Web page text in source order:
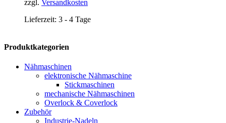
zzgl. Versandkosten
Lieferzeit: 3 - 4 Tage
Produktkategorien
Nähmaschinen
elektronische Nähmaschine
Stickmaschinen
mechanische Nähmaschinen
Overlock & Coverlock
Zubehör
Industrie-Nadeln